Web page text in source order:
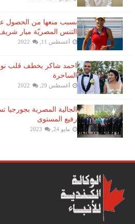
بسبب منعها من الحصول
التنس​ المصريّة ​ميار
أغسطس 11, 2022
احمد شاكر يخطف قلب
الساحرة
أغسطس 29, 2022
الجالية المصرية
رفيع المستوى
مايو 24, 2023